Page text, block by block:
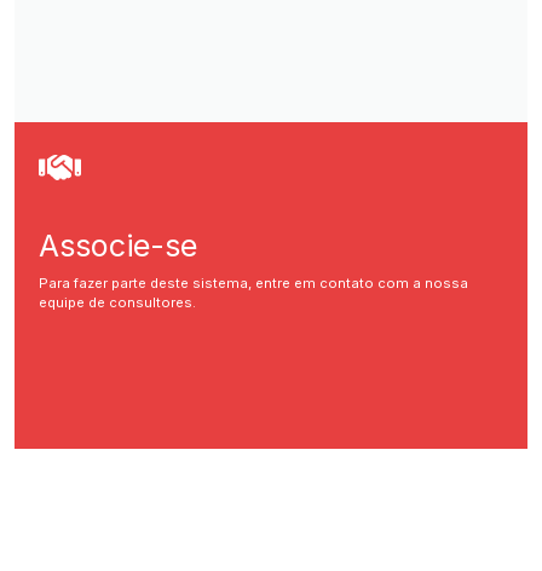
Associe-se
Para fazer parte deste sistema, entre em contato com a nossa
equipe de consultores.